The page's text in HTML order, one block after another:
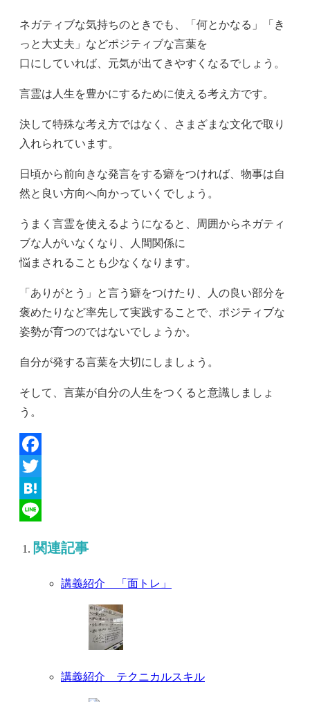
ネガティブな気持ちのときでも、「何とかなる」「き
っと大丈夫」などポジティブな言葉を
口にしていれば、元気が出てきやすくなるでしょう。
言霊は人生を豊かにするために使える考え方です。
決して特殊な考え方ではなく、さまざまな文化で取り
入れられています。
日頃から前向きな発言をする癖をつければ、物事は自
然と良い方向へ向かっていくでしょう。
うまく言霊を使えるようになると、周囲からネガティ
ブな人がいなくなり、人間関係に
悩まされることも少なくなります。
「ありがとう」と言う癖をつけたり、人の良い部分を
褒めたりなど率先して実践することで、ポジティブな
姿勢が育つのではないでしょうか。
自分が発する言葉を大切にしましょう。
そして、言葉が自分の人生をつくると意識しましょ
う。
Facebook
Twitter
Hatena
関連記事
講義紹介 「面トレ」
講義紹介 テクニカルスキル